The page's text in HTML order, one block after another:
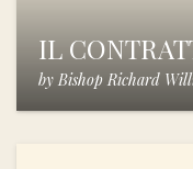
IL
by Bishop Richard